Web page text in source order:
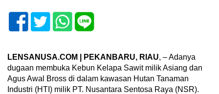
LENSANUSA.COM | PEKANBARU, RIAU, – Adanya
dugaan membuka Kebun Kelapa Sawit milik Asiang dan
Agus Awal Bross di dalam kawasan Hutan Tanaman
Industri (HTI) milik PT. Nusantara Sentosa Raya (NSR).